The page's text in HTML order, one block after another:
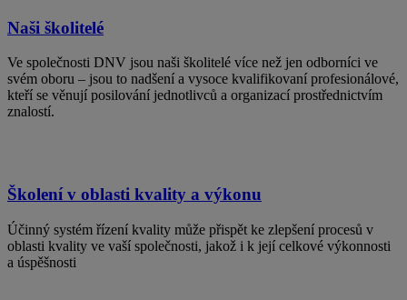
Naši školitelé
Ve společnosti DNV jsou naši školitelé více než jen odborníci ve
svém oboru – jsou to nadšení a vysoce kvalifikovaní profesionálové,
kteří se věnují posilování jednotlivců a organizací prostřednictvím
znalostí.
Školení v oblasti kvality a výkonu
Účinný systém řízení kvality může přispět ke zlepšení procesů v
oblasti kvality ve vaší společnosti, jakož i k její celkové výkonnosti
a úspěšnosti